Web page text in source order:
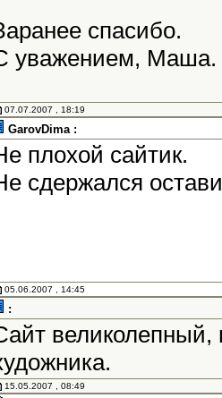
спасибо.
уважением, Маша.
07.07.2007 , 18:19
GarovDima :
плохой сайтик.
сдержался
05.06.2007 , 14:45
:
великолепный,
15.05.2007 , 08:49